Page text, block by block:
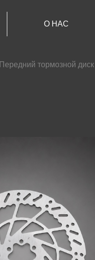
О НАС
Передний тормозной